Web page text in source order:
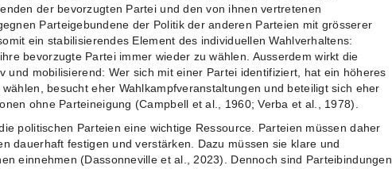
der bevorzugten Partei und den von ihnen vertretenen
Parteigebundene der Politik der anderen Parteien mit grösserer
ein stabilisierendes Element des individuellen Wahlverhaltens:
bevorzugte Partei immer wieder zu wählen. Ausserdem wirkt die
und mobilisierend: Wer sich mit einer Partei identifiziert, hat ein höheres
besucht eher Wahlkampfveranstaltungen und beteiligt sich eher
ohne Parteineigung (Campbell et al., 1960; Verba et al., 1978).
politischen Parteien eine wichtige Ressource. Parteien müssen daher
dauerhaft festigen und verstärken. Dazu müssen sie klare und
einnehmen (Dassonneville et al., 2023). Dennoch sind Parteibindungen